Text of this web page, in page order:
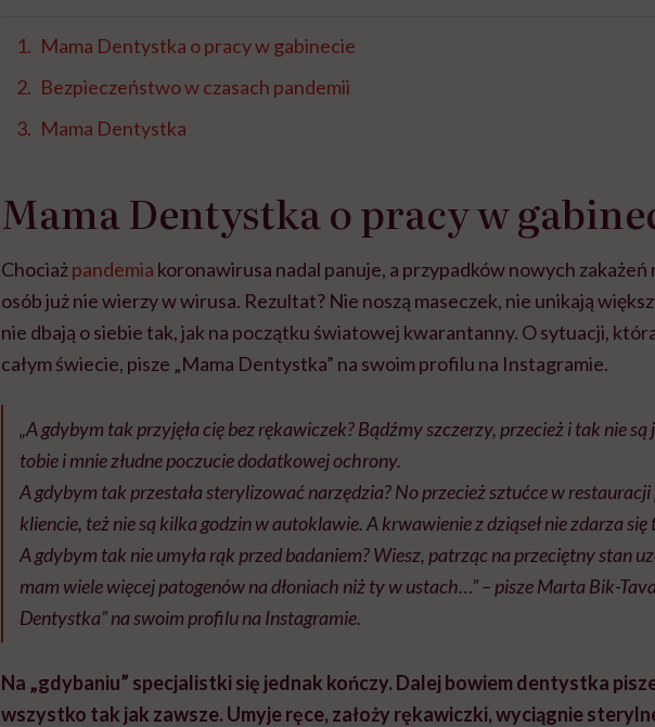
Mama Dentystka o pracy w gabinecie
Bezpieczeństwo w czasach pandemii
Mama Dentystka
Mama Dentystka o pracy w
Chociażpandemia koronawirusa nadal panuje, a przypadków nowych zakażeń
osób już nie wierzy w wirusa. Rezultat? Nie noszą maseczek, nie unikają
nie dbają o siebie tak, jak na początku światowej kwarantanny. O sytuacji,
całym świecie, pisze „Mama Dentystka” na swoim profilu na Instagramie.
„A gdybym tak przyjęła cię bez rękawiczek? Bądźmy szczerzy, przecież i tak nie
tobie i mnie złudne poczucie dodatkowej ochrony.
A gdybym tak przestała sterylizować narzędzia? No przecież sztućce w
kliencie, też nie są kilka godzin w autoklawie. A krwawienie z dziąseł nie zdarza
A gdybym tak nie umyła rąk przed badaniem? Wiesz, patrząc na przeciętny stan
mam wiele więcej patogenów na dłoniach niż ty w ustach…” – pisze Marta Bik-
Dentystka” na swoim profilu na Instagramie.
Na „gdybaniu” specjalistki się jednak kończy. Dalej bowiem dentystka
wszystko tak jak zawsze. Umyje ręce, założy rękawiczki, wyciągnie